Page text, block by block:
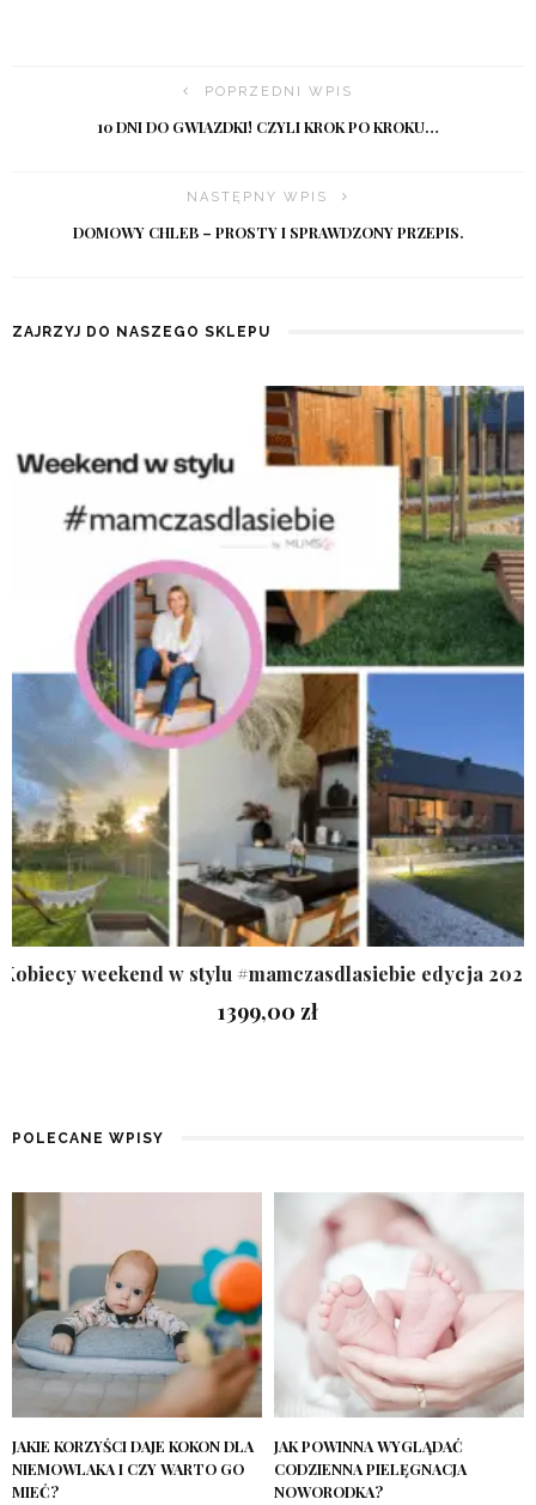
POPRZEDNI WPIS
10 DNI DO GWIAZDKI! CZYLI KROK PO KROKU…
NASTĘPNY WPIS
DOMOWY CHLEB – PROSTY I SPRAWDZONY PRZEPIS.
ZAJRZYJ DO NASZEGO SKLEPU
Kobiecy weekend w stylu #mamczasdlasiebie edycja 2026
1399,00 zł
POLECANE WPISY
JAKIE KORZYŚCI DAJE KOKON DLA
NIEMOWLAKA I CZY WARTO GO
MIEĆ?
JAK POWINNA WYGLĄDAĆ
CODZIENNA PIELĘGNACJA
NOWORODKA?